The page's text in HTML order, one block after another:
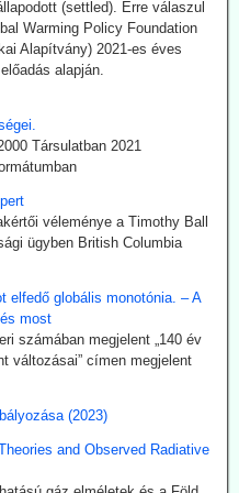
hidrogénnel reagáltatva
benzint kapunk. A folyamat
kerozin. A hidrogént -
kívánják előállítani.
súlyos állami, értsd
- az idők végezetéig.
mintájára?
keresők szerint a
csupáncsak összeesküvés-
alkotta meg 2020
volt a Soros-alapítvány és a
World Business Council for
szerint a klímavészhelyzet
tilalmát, a személyes
fosszilis tüzelőanyagok
és további energiaügyi
nem került sor, az az ún.
(settled). Erre válaszul
Warming Policy Foundation
Alapítvány) 2021-es éves
alapján.
Társulatban 2021
véleménye a Timothy Ball
ügyben British Columbia
elfedő globális monotónia. – A
most
számában megjelent „140 év
változásai” címen megjelent
(2023)
and Observed Radiative